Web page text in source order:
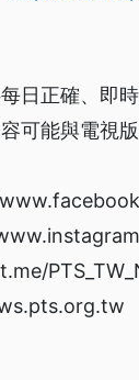
日正確、即
可能與電視版